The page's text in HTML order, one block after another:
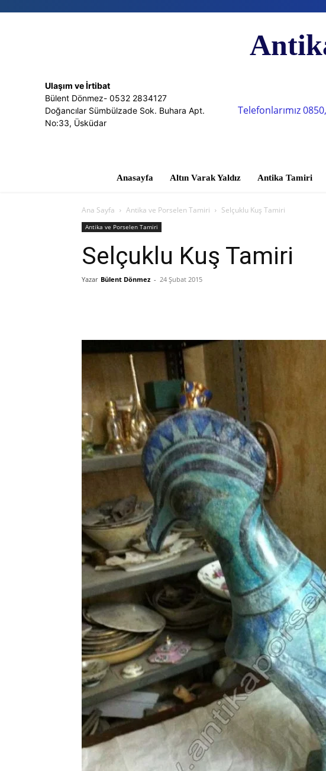
Ulaşım ve İrtibat
Bülent Dönmez- 0532 2834127
Doğancılar Sümbülzade Sok. Buhara Apt.
No:33, Üsküdar
Telefonlarımız
Anasayfa Altın Varak Yaldız Antika Tamiri
Ana Sayfa Antika ve Porselen Tamiri Selçuklu Kuş Tamiri
Antika ve Porselen Tamiri
Selçuklu Kuş Tamiri
Yazar Bülent Dönmez - 24 Şubat 2015